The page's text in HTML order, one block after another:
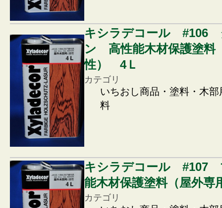
キシラデコール #106
ン 高性能木材保護塗料
性） 4Ｌ
カテゴリ
いちおし商品・塗料・木
料
キシラデコール #107
能木材保護塗料（屋外
カテゴリ